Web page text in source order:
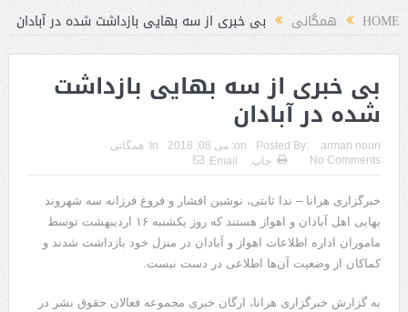
HOME همگانی بی خبری از سه بهایی بازداشت شده در آبادان
بی خبری از سه بهایی بازداشت
شده در آبادان
Posted By: arman nouri
on: می 08, 2018 In: همگانی
No Comments
چاپ Email
خبرگزاری هرانا – ندا ثابتی، نوشین افشار و فروغ فرزانه سه شهروند
بهایی اهل آبادان و اهواز هستند که روز یکشنبه ۱۶ اردیبهشت توسط
ماموران اداره اطلاعات اهواز و آبادان در منزل خود بازداشت شدند و
کماکان از وضعیت آن‌ها اطلاعی در دست نیست.
به گزارش خبرگزاری هرانا، ارگان خبری مجموعه فعالان حقوق بشر در